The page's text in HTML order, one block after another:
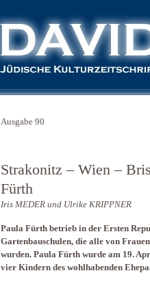
Ausgabe 90
Strakonitz – Wien –
Fürth
Iris MEDER und Ulrike KRIPPNER
Paula Fürth betrieb in der Ersten
Gartenbauschulen, die alle von
wurden. Paula Fürth wurde am 19.
vier Kindern des wohlhabenden